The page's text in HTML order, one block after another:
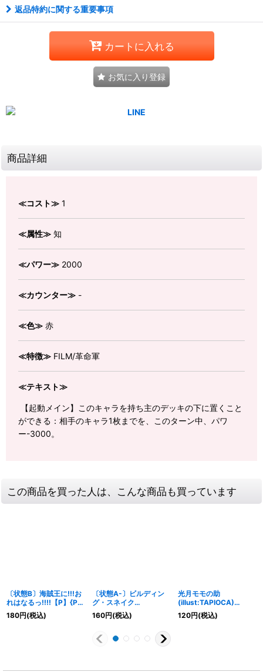
返品特約に関する重要事項
カートに入れる
お気に入り登録
商品詳細
≪コスト≫ 1
≪属性≫ 知
≪パワー≫ 2000
≪カウンター≫ -
≪色≫ 赤
≪特徴≫ FILM/革命軍
≪テキスト≫
【起動メイン】このキャラを持ち主のデッキの下に置くこと
ができる：相手のキャラ1枚までを、このターン中、パワ
ー-3000。
この商品を買った人は、こんな商品も買っています
〔状態B〕海賊王に!!!お
れはなるっ!!!!【P】{P-
024}
180円(税込)
〔状態A-〕ビルディン
グ・スネイク
(illust:Anderson)
【UC】{OP09-008}
160円(税込)
光月モモの助
(illust:TAPIOCA)
【UC】{OP10-028}
120円(税込)